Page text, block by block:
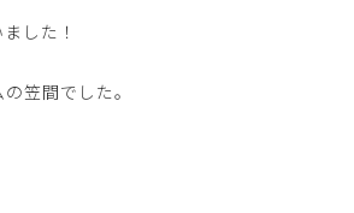
した！
笠間でした。